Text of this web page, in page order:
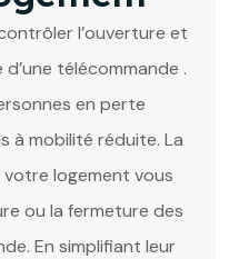
l’ouverture et
télécommande .
en perte
à mobilité réduite. La
logement vous
ou la fermeture des
En simplifiant leur